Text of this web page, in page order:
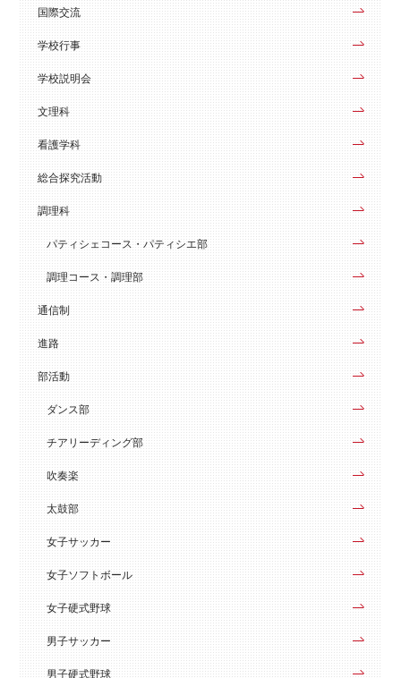
国際交流
学校行事
学校説明会
文理科
看護学科
総合探究活動
調理科
パティシェコース・パティシエ部
調理コース・調理部
通信制
進路
部活動
ダンス部
チアリーディング部
吹奏楽
太鼓部
女子サッカー
女子ソフトボール
女子硬式野球
男子サッカー
男子硬式野球